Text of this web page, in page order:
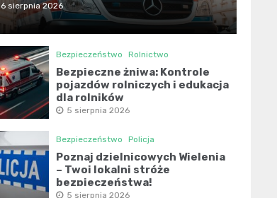
6 sierpnia 2026
Bezpieczeństwo Rolnictwo
Bezpieczne żniwa: Kontrole
pojazdów rolniczych i edukacja
dla rolników
5 sierpnia 2026
Bezpieczeństwo Policja
Poznaj dzielnicowych Wielenia
– Twoi lokalni stróże
bezpieczeństwa!
5 sierpnia 2026